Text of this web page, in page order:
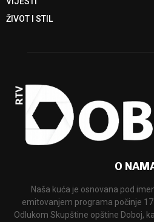
ŽIVOT I STIL
O
Naša kuća je osnovana pod
emitovanjem programa počinje
Odlukom Skupštine opštine Doboj,